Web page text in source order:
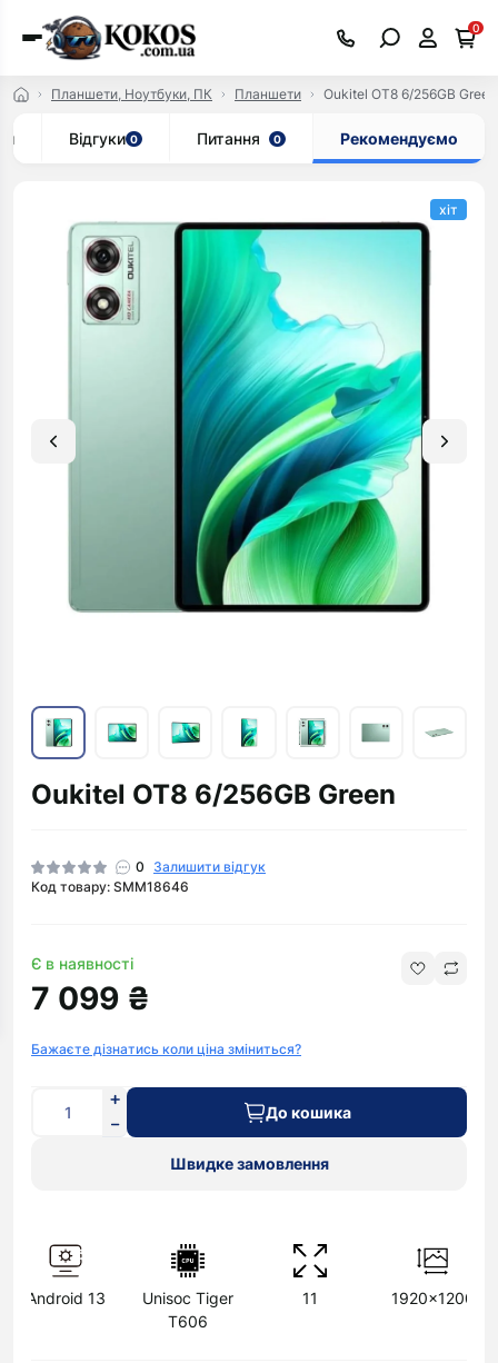
0
Планшети, Ноутбуки, ПК Планшети Oukitel OT8 6/256GB Green
Відгуки 0 Питання 0 Рекомендуємо
хіт
Oukitel OT8 6/256GB Green
0
Залишити відгук
Код товару: SMM18646
Є в наявності
7 099 ₴
Бажаєте дізнатись коли ціна зміниться?
До кошика
Швидке замовлення
Android 13
Unisoc Tiger
T606
11 1920x1200